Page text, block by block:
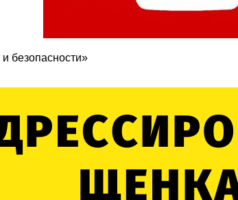
безопасности»